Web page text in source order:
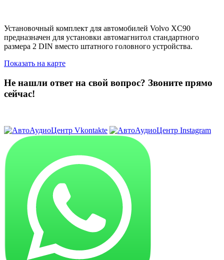
Установочный комплект для автомобилей Volvo XC90
предназначен для установки автомагнитол стандартного
размера 2 DIN вместо штатного головного устройства.
Показать на карте
Не нашли ответ на свой вопрос? Звоните прямо
сейчас!